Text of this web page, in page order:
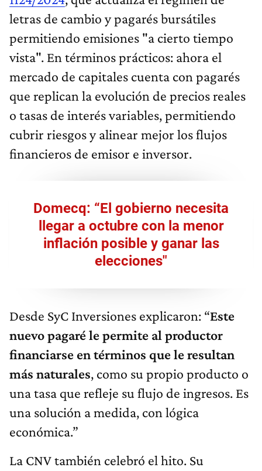
letras de cambio y pagarés bursátiles
permitiendo emisiones "a cierto tiempo
vista". En términos prácticos: ahora el
mercado de capitales cuenta con pagarés
que replican la evolución de precios reales
o tasas de interés variables, permitiendo
cubrir riesgos y alinear mejor los flujos
financieros de emisor e inversor.
Domecq: “El gobierno necesita
llegar a octubre con la menor
inflación posible y ganar las
elecciones"
Desde SyC Inversiones explicaron: “Este
nuevo pagaré le permite al productor
financiarse en términos que le resultan
más naturales, como su propio producto o
una tasa que refleje su flujo de ingresos. Es
una solución a medida, con lógica
económica.”
La CNV también celebró el hito. Su